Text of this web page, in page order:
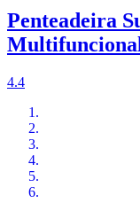
Penteadeira
4.4